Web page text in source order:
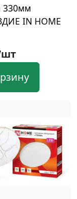
330мм
IN HOME